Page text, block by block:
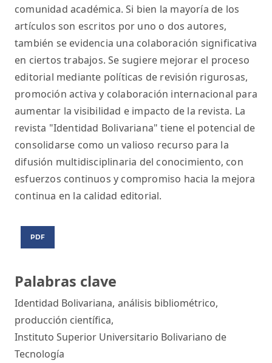
Palabras clave
Identidad Bolivariana, análisis bibliométrico,
producción científica,
Instituto Superior Universitario Bolivariano de
Tecnología
comunidad académica. Si bien la mayoría de los
artículos son escritos por uno o dos autores,
también se evidencia una colaboración significativa
en ciertos trabajos. Se sugiere mejorar el proceso
editorial mediante políticas de revisión rigurosas,
promoción activa y colaboración internacional para
aumentar la visibilidad e impacto de la revista. La
revista "Identidad Bolivariana" tiene el potencial de
consolidarse como un valioso recurso para la
difusión multidisciplinaria del conocimiento, con
esfuerzos continuos y compromiso hacia la mejora
continua en la calidad editorial.
PDF